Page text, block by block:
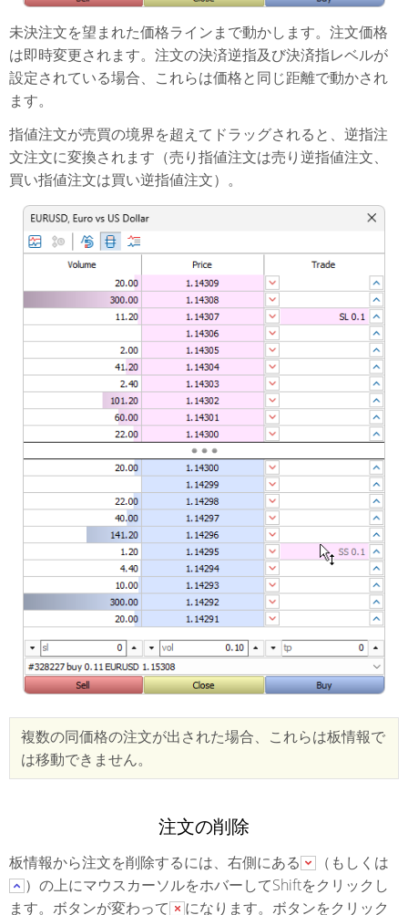
未決注文を望まれた価格ラインまで動かします。注文価格
は即時変更されます。注文の決済逆指及び決済指レベルが
設定されている場合、これらは価格と同じ距離で動かされ
ます。
指値注文が売買の境界を超えてドラッグされると、逆指注
文注文に変換されます（売り指値注文は売り逆指値注文、
買い指値注文は買い逆指値注文）。
複数の同価格の注文が出された場合、これらは板情報で
は移動できません。
注文の削除
板情報から注文を削除するには、右側にある
（もしくは
）の上にマウスカーソルをホバーしてShiftをクリックし
ます。ボタンが変わって
になります。ボタンをクリック